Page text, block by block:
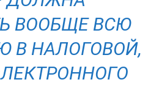
ВООБЩЕ ВСЮ
В НАЛОГОВОЙ,